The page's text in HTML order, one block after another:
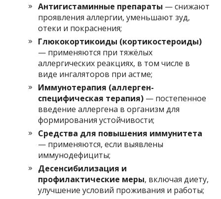
Антигистаминные препараты — снижают
проявления аллергии, уменьшают зуд,
отеки и покраснения;
Глюкокортикоиды (кортикостероиды)
— применяются при тяжёлых
аллергических реакциях, в том числе в
виде ингаляторов при астме;
Иммунотерапия (аллерген-
специфическая терапия) — постепенное
введение аллергена в организм для
формирования устойчивости;
Средства для повышения иммунитета
— применяются, если выявлены
иммунодефициты;
Десенсибилизация и
профилактические меры, включая диету,
улучшение условий проживания и работы;